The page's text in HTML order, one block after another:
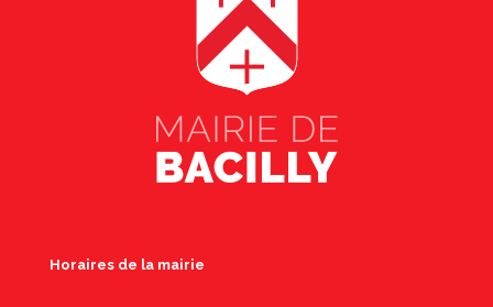
Horaires de la mairie